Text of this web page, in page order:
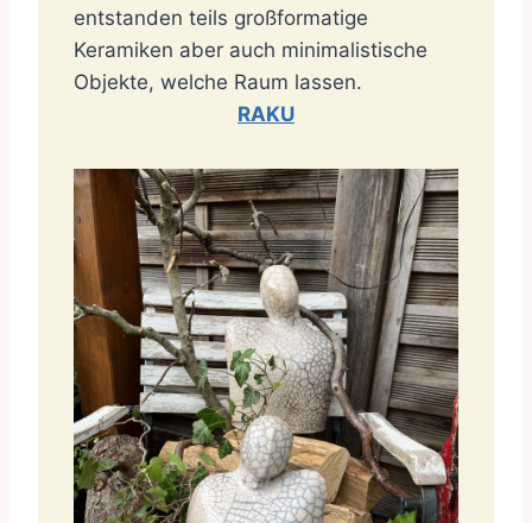
entstanden teils großformatige
Keramiken aber auch minimalistische
Objekte, welche Raum lassen.
RAKU